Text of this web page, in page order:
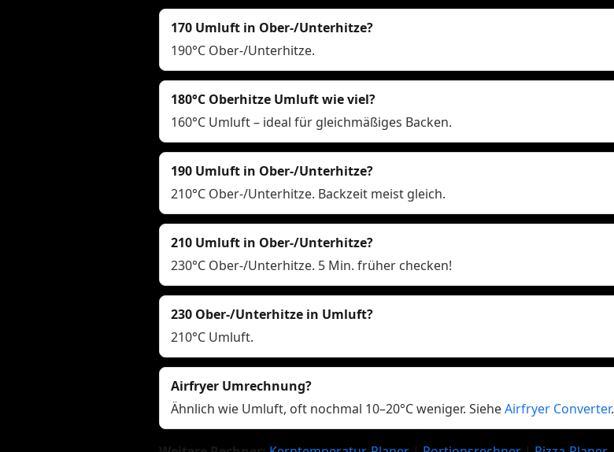
170 Umluft in Ober-/Unterhitze?
190°C Ober-/Unterhitze.
180°C Oberhitze Umluft wie viel?
160°C Umluft – ideal für gleichmäßiges Backen.
190 Umluft in Ober-/Unterhitze?
210°C Ober-/Unterhitze. Backzeit meist gleich.
210 Umluft in Ober-/Unterhitze?
230°C Ober-/Unterhitze. 5 Min. früher checken!
230 Ober-/Unterhitze in Umluft?
210°C Umluft.
Airfryer Umrechnung?
Ähnlich wie Umluft, oft nochmal 10–20°C weniger. SieheAirfryer Converter.